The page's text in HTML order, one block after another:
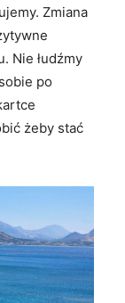
Zmiana
Nie łudźmy
po
żeby stać